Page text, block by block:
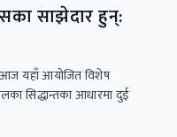
साझेदार हुन्:
आज यहाँ आयोजित विशेष
सिद्धान्तका आधारमा दुई